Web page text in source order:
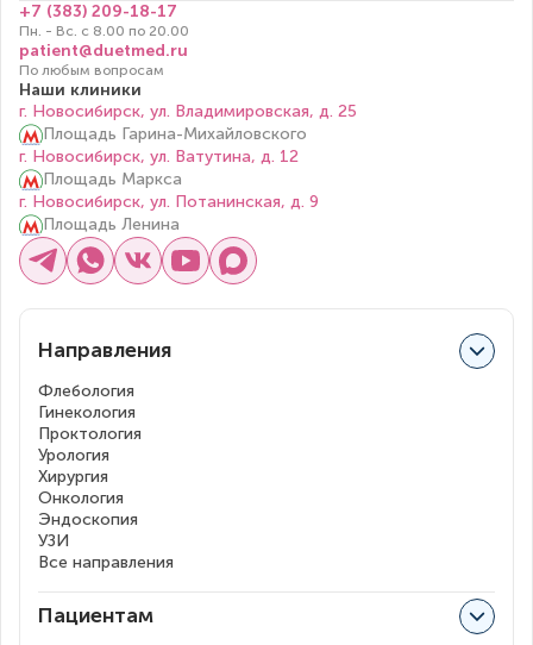
+7 (383) 209-18-17
Пн. - Вс. с 8.00 по 20.00
patient@duetmed.ru
По любым вопросам
Наши клиники
г. Новосибирск, ул. Владимировская, д. 25
Площадь Гарина-Михайловского
г. Новосибирск, ул. Ватутина, д. 12
Площадь Маркса
г. Новосибирск, ул. Потанинская, д. 9
Площадь Ленина
Направления
Флебология
Гинекология
Проктология
Урология
Хирургия
Онкология
Эндоскопия
УЗИ
Все направления
Пациентам